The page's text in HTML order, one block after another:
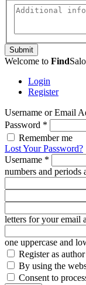
Submit
Welcome to Find
Login
Register
Username or Email
Password *
Remember me
Lost Your Password?
Username *
numbers and periods
letters for your email
one uppercase and
Register as author
By using the
Consent to